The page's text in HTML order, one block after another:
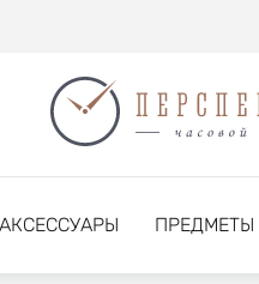
АКСЕССУАРЫ ПРЕДМЕТЫ